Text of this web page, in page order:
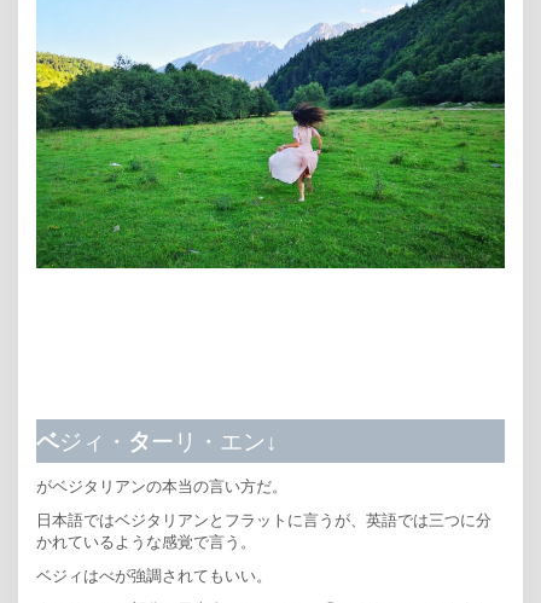
ベジィ・ ターリ・エン↓
がベジタリアンの本当の言い方だ。
日本語ではベジタリアンとフラットに言うが、英語では三つに分
かれているような感覚で言う。
ベジィはべが強調されてもいい。